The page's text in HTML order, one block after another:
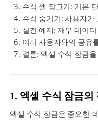
수식 셀 잠그기: 기본
수식 숨기기: 사용자가
실전 예제: 재무 데이
여러 사용자와의 공유
결론: 엑셀 수식 잠금
1. 엑셀 수식 잠금의
엑셀 수식 잠금은 중요한